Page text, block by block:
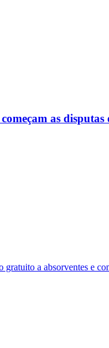
as
a absorventes e